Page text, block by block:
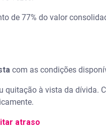
de 77% do valor
com as condições
quitação à vista da dívida.
atraso